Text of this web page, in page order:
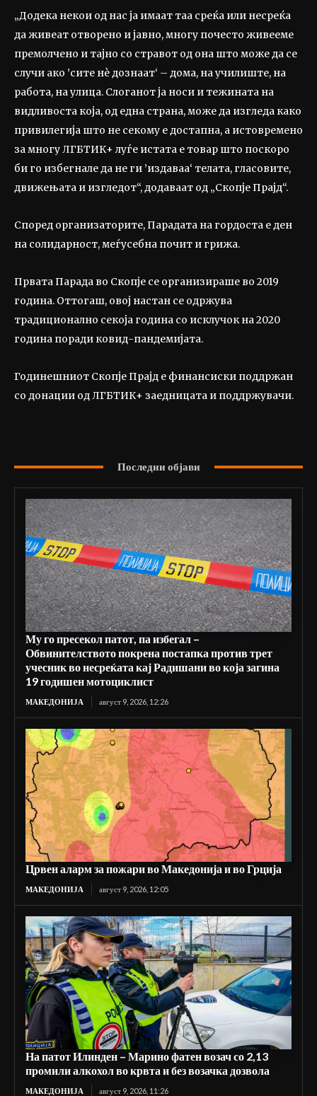
„Додека некои од нас ја имаат таа среќа или несреќа
да живеат отворено и јавно, многу почесто живееме
премолчено и тајно со стравот од она што може да се
случи ако ’сите нè дознаат‘ – дома, на училиште, на
работа, на улица. Слоганот ја носи и тежината на
видливоста која, од една страна, може да изгледа како
привилегија што не секому е достапна, а истовремено
за многу ЛГБТИК+ луѓе истата е товар што поскоро
би го избегнале да не ги ’издаваа‘ телата, гласовите,
движењата и изгледот“, додаваат од „Скопје Прајд“.
Според организаторите, Парадата на гордоста е ден
на солидарност, меѓусебна почит и грижа.
Првата Парада во Скопје се организираше во 2019
година. Оттогаш, овој настан се одржува
традиционално секоја година со исклучок на 2020
година поради ковид-пандемијата.
Годинешниот Скопје Прајд е финансиски поддржан
со донации од ЛГБТИК+ заедницата и поддржувачи.
Последни објави
Му го пресекол патот, па избегал –
Обвинителството покрена постапка против трет
учесник во несреќата кај Радишани во која загина
19 годишен мотоциклист
МАКЕДОНИЈА август 9, 2026, 12:26
Црвен аларм за пожари во Македонија и во Грција
МАКЕДОНИЈА август 9, 2026, 12:05
На патот Илинден – Марино фатен возач со 2,13
промили алкохол во крвта и без возачка дозвола
МАКЕДОНИЈА август 9, 2026, 11:26